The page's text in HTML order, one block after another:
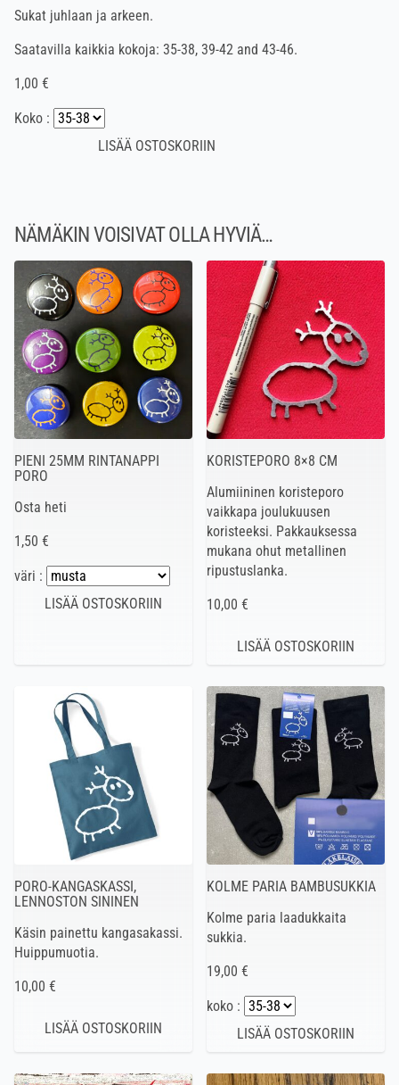
Sukat juhlaan ja arkeen.
Saatavilla kaikkia kokoja: 35-38, 39-42 and 43-46.
1,00 €
Koko :
NÄMÄKIN VOISIVAT OLLA HYVIÄ…
PIENI 25MM RINTANAPPI
PORO
Osta heti
1,50 €
väri :
KORISTEPORO 8×8 CM
Alumiininen koristeporo
vaikkapa joulukuusen
koristeeksi. Pakkauksessa
mukana ohut metallinen
ripustuslanka.
10,00 €
PORO-KANGASKASSI,
LENNOSTON SININEN
Käsin painettu kangasakassi.
Huippumuotia.
10,00 €
KOLME PARIA BAMBUSUKKIA
Kolme paria laadukkaita
sukkia.
19,00 €
koko :